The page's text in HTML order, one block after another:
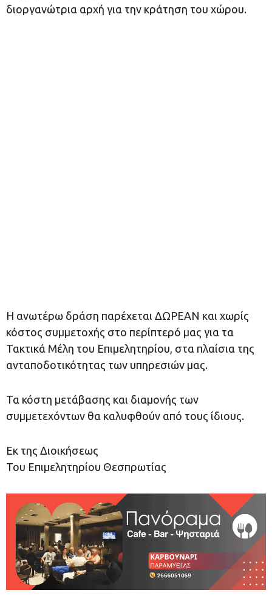
διοργανώτρια αρχή για την κράτηση του χώρου.
Η ανωτέρω δράση παρέχεται ΔΩΡΕΑΝ και χωρίς
κόστος συμμετοχής στο περίπτερό μας για τα
Τακτικά Μέλη του Επιμελητηρίου, στα πλαίσια της
ανταποδοτικότητας των υπηρεσιών μας.
Τα κόστη μετάβασης και διαμονής των
συμμετεχόντων θα καλυφθούν από τους ίδιους.
Εκ της Διοικήσεως
Του Επιμελητηρίου Θεσπρωτίας